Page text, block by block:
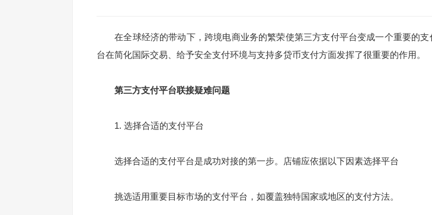
在全球经济的带动下，跨境电商业务的繁荣使第三方支付平台变成一个重要的支
台在简化国际交易、给予安全支付环境与支持多贷币支付方面发挥了很重要的作用。
第三方支付平台联接疑难问题
1. 选择合适的支付平台
选择合适的支付平台是成功对接的第一步。店铺应依据以下因素选择平台
挑选适用重要目标市场的支付平台，如覆盖独特国家或地区的支付方法。